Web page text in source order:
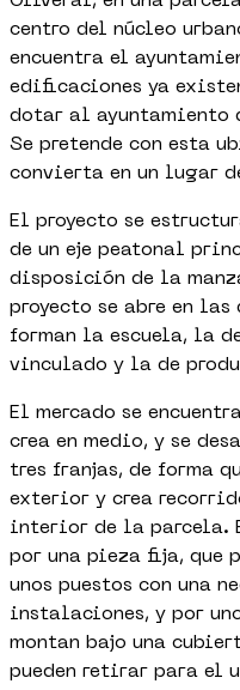
centro del núcleo
encuentra el
edificaciones ya
dotar al ayuntamiento
Se pretende con esta
convierta en un lugar
El proyecto se
de un eje peatonal
disposición de la
proyecto se abre en
forman la escuela, la
vinculado y la de
El mercado se
crea en medio, y se
tres franjas, de forma
exterior y crea
interior de la parcela.
por una pieza fija, que
unos puestos con una
instalaciones, y por
montan bajo una
pueden retirar para el